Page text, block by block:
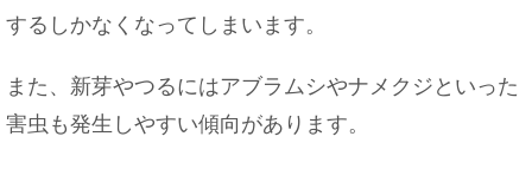
するしかなくなってしまいます。
また、新芽やつるにはアブラムシやナメクジといった
害虫も発生しやすい傾向があります。